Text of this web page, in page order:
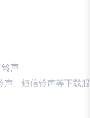
声
、短信铃声等下载服